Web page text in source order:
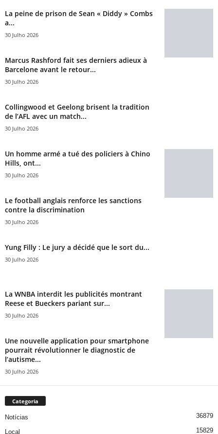
La peine de prison de Sean « Diddy » Combs
a...
30 Julho 2026
Marcus Rashford fait ses derniers adieux à
Barcelone avant le retour...
30 Julho 2026
Collingwood et Geelong brisent la tradition
de l’AFL avec un match...
30 Julho 2026
Un homme armé a tué des policiers à Chino
Hills, ont...
30 Julho 2026
Le football anglais renforce les sanctions
contre la discrimination
30 Julho 2026
Yung Filly : Le jury a décidé que le sort du...
30 Julho 2026
La WNBA interdit les publicités montrant
Reese et Bueckers pariant sur...
30 Julho 2026
Une nouvelle application pour smartphone
pourrait révolutionner le diagnostic de
l’autisme...
30 Julho 2026
Categoria
Notícias 36879
Local 15829